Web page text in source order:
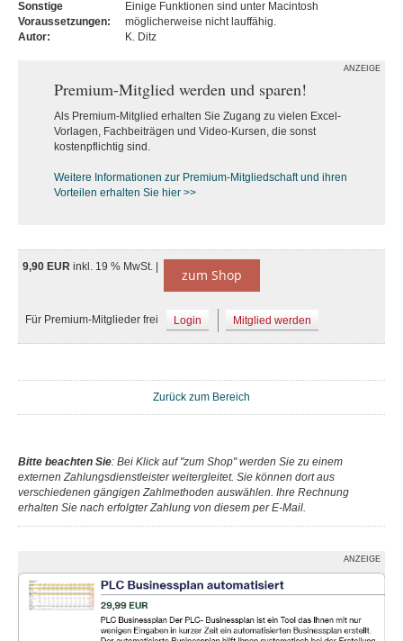
Sonstige
Voraussetzungen:
Einige Funktionen sind unter Macintosh
möglicherweise nicht lauffähig.
Autor:
K. Ditz
ANZEIGE
Premium-Mitglied werden und sparen!
Als Premium-Mitglied erhalten Sie Zugang zu vielen Excel-
Vorlagen, Fachbeiträgen und Video-Kursen, die sonst
kostenpflichtig sind.
Weitere Informationen zur Premium-Mitgliedschaft und ihren
Vorteilen erhalten Sie hier >>
9,90 EUR inkl. 19 % MwSt. | zum Shop
Für Premium-Mitglieder frei Login Mitglied werden
Zurück zum Bereich
Bitte beachten Sie: Bei Klick auf "zum Shop" werden Sie zu einem
externen Zahlungsdienstleister weitergleitet. Sie können dort aus
verschiedenen gängigen Zahlmethoden auswählen. Ihre Rechnung
erhalten Sie nach erfolgter Zahlung von diesem per E-Mail.
ANZEIGE